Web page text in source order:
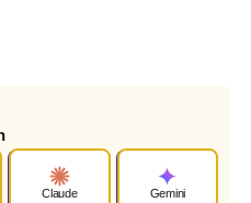
Claude Gemini